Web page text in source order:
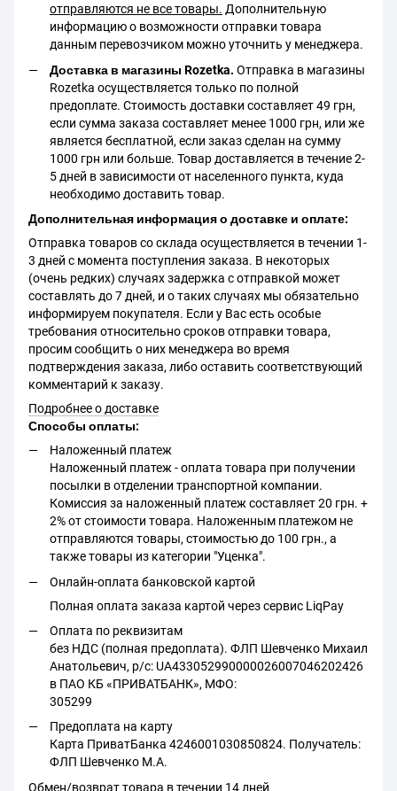
отправляются не все товары. Дополнительную
информацию о возможности отправки товара
данным перевозчиком можно уточнить у менеджера.
Доставка в магазины Rozetka. Отправка в магазины
Rozetka осуществляется только по полной
предоплате. Стоимость доставки составляет 49 грн,
если сумма заказа составляет менее 1000 грн, или же
является бесплатной, если заказ сделан на сумму
1000 грн или больше. Товар доставляется в течение 2-
5 дней в зависимости от населенного пункта, куда
необходимо доставить товар.
Дополнительная информация о доставке и оплате:
Отправка товаров со склада осуществляется в течении 1-
3 дней с момента поступления заказа. В некоторых
(очень редких) случаях задержка с отправкой может
составлять до 7 дней, и о таких случаях мы обязательно
информируем покупателя. Если у Вас есть особые
требования относительно сроков отправки товара,
просим сообщить о них менеджера во время
подтверждения заказа, либо оставить соответствующий
комментарий к заказу.
Подробнее о доставке
Способы оплаты:
Наложенный платеж
Наложенный платеж - оплата товара при получении
посылки в отделении транспортной компании.
Комиссия за наложенный платеж составляет 20 грн. +
2% от стоимости товара. Наложенным платежом не
отправляются товары, стоимостью до 100 грн., а
также товары из категории "Уценка".
Онлайн-оплата банковской картой
Полная оплата заказа картой через сервис LiqPay
Оплата по реквизитам
без НДС (полная предоплата). ФЛП Шевченко Михаил
Анатольевич, р/с: UA433052990000026007046202426
в ПАО КБ «ПРИВАТБАНК», МФО:
305299
Предоплата на карту
Карта ПриватБанка 4246001030850824. Получатель:
ФЛП Шевченко М.А.
Обмен/возврат товара в течении 14 дней